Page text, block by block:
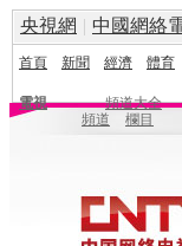
央視網 | 中國網絡
首頁 新聞 經濟 體育
電視 頻道大全
頻道
欄目